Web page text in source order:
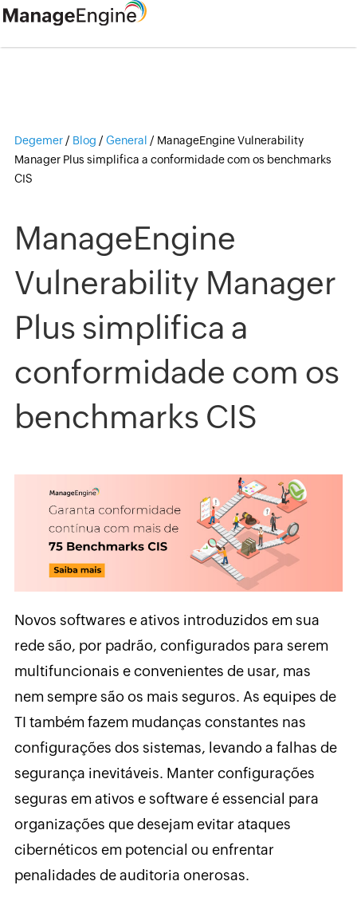
Degemer / Blog / General / ManageEngine Vulnerability
Manager Plus simplifica a conformidade com os benchmarks
CIS
ManageEngine
Vulnerability Manager
Plus simplifica a
conformidade com os
benchmarks CIS
Novos softwares e ativos introduzidos em sua
rede são, por padrão, configurados para serem
multifuncionais e convenientes de usar, mas
nem sempre são os mais seguros. As equipes de
TI também fazem mudanças constantes nas
configurações dos sistemas, levando a falhas de
segurança inevitáveis. Manter configurações
seguras em ativos e software é essencial para
organizações que desejam evitar ataques
cibernéticos em potencial ou enfrentar
penalidades de auditoria onerosas.